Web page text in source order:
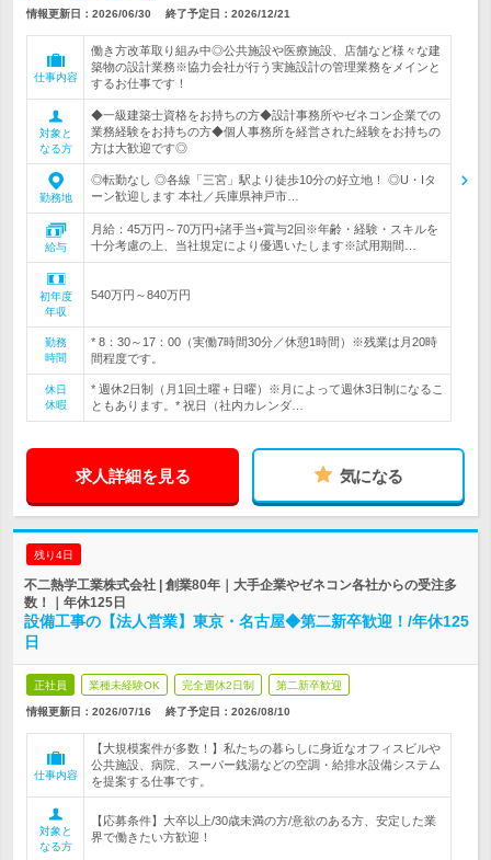
情報更新日：2026/06/30 終了予定日： 2026/12/21
仕事内容
働き方改革取り組み中◎公共施設や医療施設、店舗など様々な建
築物の設計業務※協力会社が行う実施設計の管理業務をメインと
するお仕事です！
対象と
なる方
◆一級建築士資格をお持ちの方◆設計事務所やゼネコン企業での
業務経験をお持ちの方◆個人事務所を経営された経験をお持ちの
方は大歓迎です◎
勤務地
◎転勤なし ◎各線「三宮」駅より徒歩10分の好立地！ ◎U・Iタ
ーン歓迎します 本社／兵庫県神戸市…
給与
月給：45万円～70万円+諸手当+賞与2回※年齢・経験・スキルを
十分考慮の上、当社規定により優遇いたします※試用期間…
初年度
年収
540万円～840万円
勤務
時間
* 8：30～17：00（実働7時間30分／休憩1時間）※残業は月20時
間程度です。
休日
休暇
* 週休2日制（月1回土曜＋日曜）※月によって週休3日制になるこ
ともあります。* 祝日（社内カレンダ…
求人詳細を見る 気になる
残り4日
不二熱学工業株式会社 | 創業80年｜大手企業やゼネコン各社からの受注多
数！｜年休125日
設備工事の【法人営業】東京・名古屋◆第二新卒歓迎！/年休125
日
正社員 業種未経験OK 完全週休2日制 第二新卒歓迎
情報更新日：2026/07/16 終了予定日： 2026/08/10
仕事内容
【大規模案件が多数！】私たちの暮らしに身近なオフィスビルや
公共施設、病院、スーパー銭湯などの空調・給排水設備システム
を提案する仕事です。
対象と
なる方
【応募条件】大卒以上/30歳未満の方/意欲のある方、安定した業
界で働きたい方歓迎！